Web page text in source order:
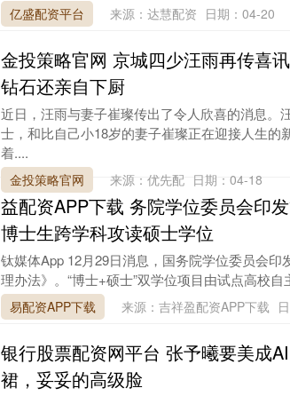
亿盛配资平台 来源：达慧配资 日期：04-20
金投策略官网 京城四少汪雨再传喜
钻石还亲自下厨
近日，汪雨与妻子崔璨传出了令人欣喜的消息。
士，和比自己小18岁的妻子崔璨正在迎接人生的
着....
金投策略官网 来源：优先配 日期：04-18
益配资APP下载 务院学位委员会印
博士生跨学科攻读硕士学位
钛媒体App 12月29日消息，国务院学位委员会印
理办法》。“博士+硕士”双学位项目由试点高校
易配资APP下载 来源：吉祥盈配资APP下载
银行股票配资网平台 张予曦要美成
裙，妥妥的高级脸